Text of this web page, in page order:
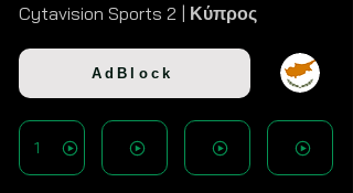
Cytavision Sports 2 | Κύπρος
AdBlock
1